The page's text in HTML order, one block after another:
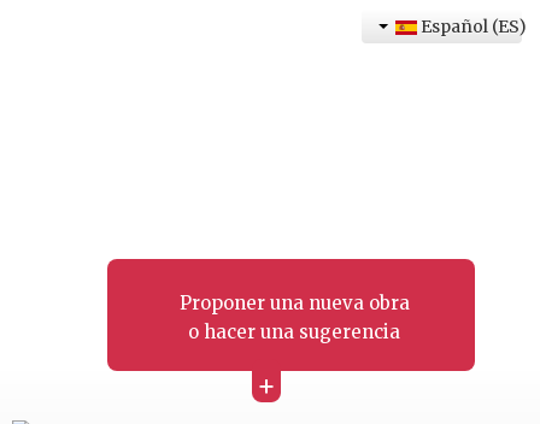
Proponer una nueva obra
o hacer una sugerencia
+
Español (ES)